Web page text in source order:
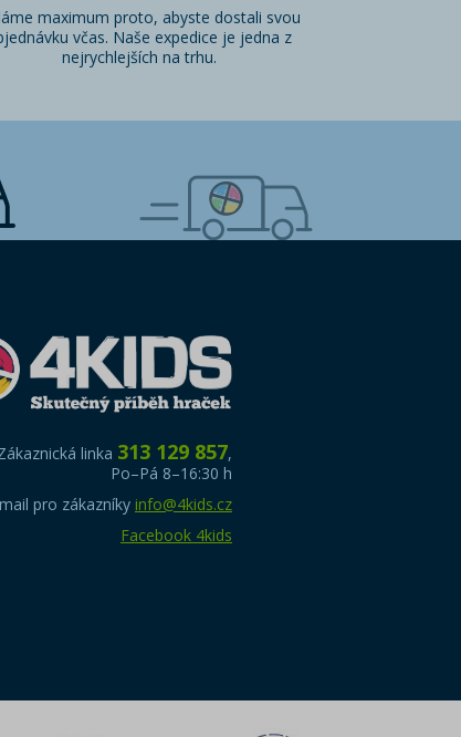
maximum proto, abyste dostali svou
včas. Naše expedice je jedna z
nejrychlejších na trhu.
linka 313 129 857,
Po–Pá 8–16:30 h
pro zákazníky info@4kids.cz
Facebook 4kids